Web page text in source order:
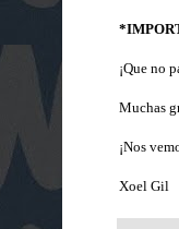
¡Que no
Muchas
¡Nos
Xoel Gil